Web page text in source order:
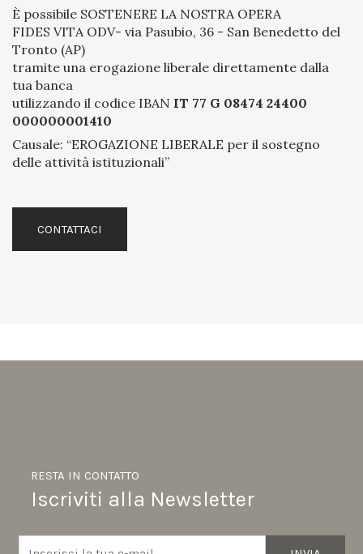
È possibile SOSTENERE LA NOSTRA OPERA
FIDES VITA ODV- via Pasubio, 36 - San Benedetto del
Tronto (AP)
tramite una erogazione liberale direttamente dalla
tua banca
utilizzando il codice IBAN IT 77 G 08474 24400
000000001410
Causale: “EROGAZIONE LIBERALE per il sostegno
delle attività istituzionali”
CONTATTACI
RESTA IN CONTATTO
Iscriviti alla Newsletter